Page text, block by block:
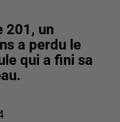
201, un
a perdu le
qui a fini sa